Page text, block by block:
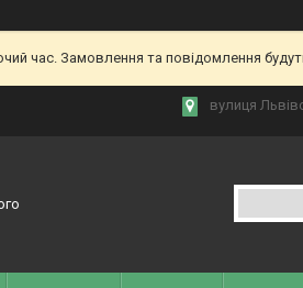
час. Замовлення та повідомлення
вулиця